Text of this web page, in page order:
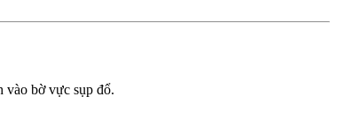
vào bờ vực sụp đổ.